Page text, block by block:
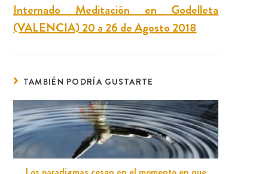
Internado Meditación en Godelleta
(VALENCIA) 20 a 26 de Agosto 2018
TAMBIÉN PODRÍA GUSTARTE